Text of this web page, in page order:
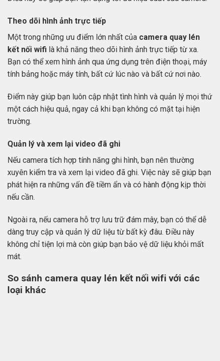
Theo dõi hình ảnh trực tiếp
Một trong những ưu điểm lớn nhất của camera quay lén
kết nối wifi là khả năng theo dõi hình ảnh trực tiếp từ xa.
Bạn có thể xem hình ảnh qua ứng dụng trên điện thoại, máy
tính bảng hoặc máy tính, bất cứ lúc nào và bất cứ nơi nào.
Điểm này giúp bạn luôn cập nhật tình hình và quản lý mọi thứ
một cách hiệu quả, ngay cả khi bạn không có mặt tại hiện
trường.
Quản lý và xem lại video đã ghi
Nếu camera tích hợp tính năng ghi hình, bạn nên thường
xuyên kiểm tra và xem lại video đã ghi. Việc này sẽ giúp bạn
phát hiện ra những vấn đề tiềm ẩn và có hành động kịp thời
nếu cần.
Ngoài ra, nếu camera hỗ trợ lưu trữ đám mây, bạn có thể dễ
dàng truy cập và quản lý dữ liệu từ bất kỳ đâu. Điều này
không chỉ tiện lợi mà còn giúp bạn bảo vệ dữ liệu khỏi mất
mát.
So sánh camera quay lén kết nối wifi với các
loại khác